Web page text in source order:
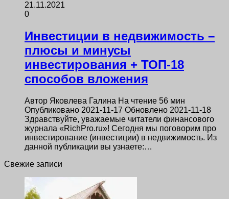
21.11.2021
0
Инвестиции в недвижимость –
плюсы и минусы
инвестирования + ТОП-18
способов вложения
Автор Яковлева Галина На чтение 56 мин
Опубликовано 2021-11-17 Обновлено 2021-11-18
Здравствуйте, уважаемые читатели финансового
журнала «RichPro.ru»! Сегодня мы поговорим про
инвестирование (инвестиции) в недвижимость. Из
данной публикации вы узнаете:…
Свежие записи